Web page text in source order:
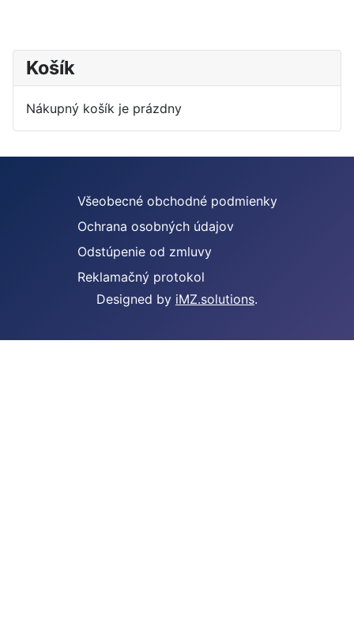
Košík
Nákupný košík je prázdny
Všeobecné obchodné podmienky
Ochrana osobných údajov
Odstúpenie od zmluvy
Reklamačný protokol
Designed by iMZ.solutions.